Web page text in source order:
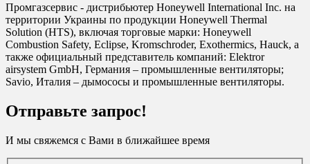
Промгазсервис - дистрибьютер Honeywell International Inc. на
территории Украины по продукции Honeywell Thermal
Solution (HTS), включая торговые марки: Honeywell
Combustion Safety, Eclipse, Kromschroder, Exothermics, Hauck, а
также официальный представитель компаний: Elektror
airsystem GmbH, Германия – промышленные вентиляторы;
Savio, Италия – дымососы и промышленные вентиляторы.
Отправьте запрос!
И мы свяжемся с Вами в ближайшее время